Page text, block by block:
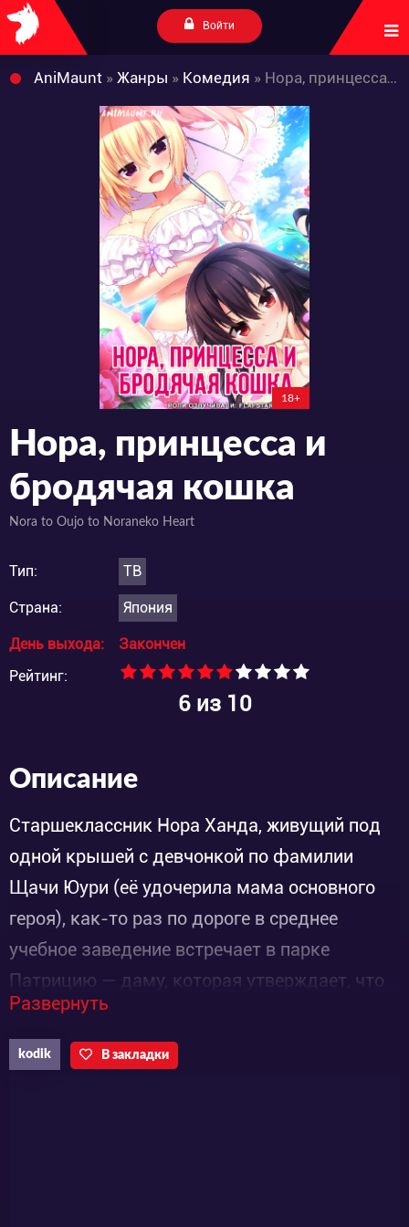
Войти
AniMaunt » Жанры » Комедия » Нора, принцесса и бродячая кошка
18+
Нора, принцесса и
бродячая кошка
Nora to Oujo to Noraneko Heart
Тип: ТВ
Страна: Япония
День выхода:
Закончен
Рейтинг:
6из 10
Описание
Старшеклассник Нора Ханда, живущий под
одной крышей с девчонкой по фамилии
Щачи Юури (её удочерила мама основного
героя), как-то раз по дороге в среднее
учебное заведение встречает в парке
Патрицию — даму, которая утверждает, что
считается принцессой подземного
королевства и прибыла на поверхность с
целью устранить всю жизнь. Но нужно ей
Развернуть
kodik В закладки